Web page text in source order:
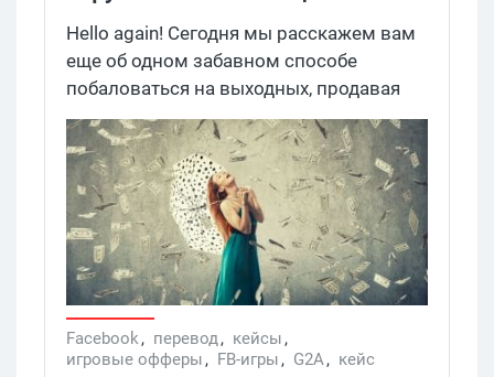
баксов в день с FB и G2A
Hello again! Сегодня мы расскажем вам
еще об одном забавном способе
побаловаться на выходных, продавая
видеоигры. Нам понадобятся: аккаунт
на ФБ + аккаунт на G2A.
Facebook, перевод, кейсы,
игровые офферы, FB-игры, G2A, кейс